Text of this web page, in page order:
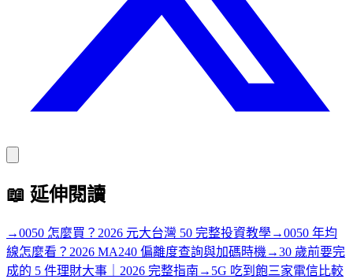
📖 延伸閱讀
→0050 怎麼買？2026 元大台灣 50 完整投資教學→0050 年均
線怎麼看？2026 MA240 偏離度查詢與加碼時機 →30 歲前要完
成的 5 件理財大事｜2026 完整指南 → 5G 吃到飽三家電信比較